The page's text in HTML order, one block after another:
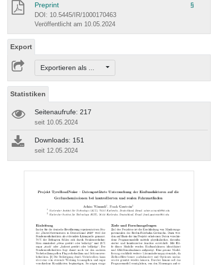
Preprint §
DOI: 10.5445/IR/1000170463
Veröffentlicht am 10.05.2024
Export
Exportieren als ...
Statistiken
Seitenaufrufe: 217
seit 10.05.2024
Downloads: 151
seit 12.05.2024